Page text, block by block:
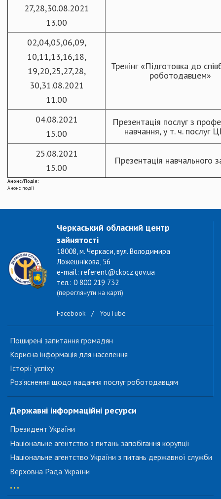
27,28,30.08.2021
13.00
02,04,05,06,09,
10,11,13,16,18,
19,20,25,27,28,
30,31.08.2021
11.00
Тренінг «Підготовка до
роботодавцем»
04.08.2021
15.00
Презентація послуг з
навчання, у т. ч. послуг
25.08.2021
15.00
Презентація навчального
Анонс/Подія:
Анонс події
Черкаський обласний центр
зайнятості
18008, м. Черкаси, вул. Володимира
Ложешнікова, 56
e-mail: referent@ckocz.gov.ua
тел.: 0 800 219 732
(переглянути на карті)
Facebook / YouTube
Поширені запитання громадян
Корисна інформація для населення
Історії успіху
Роз'яснення щодо надання послуг роботодавцям
Державні інформаційні ресурси
Президент України
Національне агентство з питань запобігання корупції
Національне агентство України з питань державної служби
Верховна Рада України
...